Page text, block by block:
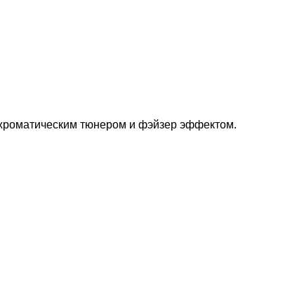
тюнером и фэйзер эффектом.